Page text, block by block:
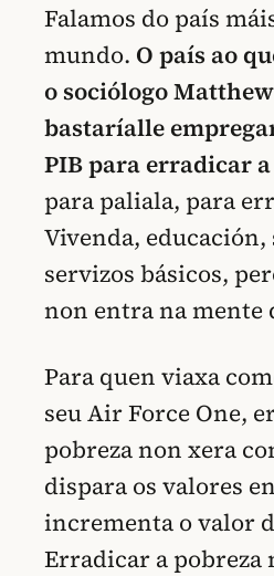
Falamos do país
mundo. O país ao
o sociólogo
bastaríalle
PIB para erradicar
para paliala, para
Vivenda, educación,
servizos básicos,
non entra na mente
Para quen viaxa
seu Air Force One,
pobreza non xera
dispara os valores
incrementa o valor
Erradicar a pobreza